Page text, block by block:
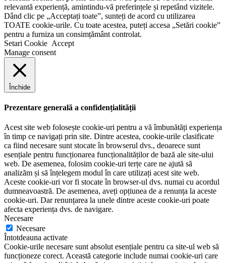
relevantă experiență, amintindu-vă preferințele și repetând vizitele.
Dând clic pe „Acceptați toate”, sunteți de acord cu utilizarea
TOATE cookie-urile. Cu toate acestea, puteți accesa „Setări cookie”
pentru a furniza un consimțământ controlat.
Setari Cookie Accept
Manage consent
Închide
Prezentare generală a confidențialității
Acest site web folosește cookie-uri pentru a vă îmbunătăți experiența
în timp ce navigați prin site. Dintre acestea, cookie-urile clasificate
ca fiind necesare sunt stocate în browserul dvs., deoarece sunt
esențiale pentru funcționarea funcționalităților de bază ale site-ului
web. De asemenea, folosim cookie-uri terțe care ne ajută să
analizăm și să înțelegem modul în care utilizați acest site web.
Aceste cookie-uri vor fi stocate în browser-ul dvs. numai cu acordul
dumneavoastră. De asemenea, aveți opțiunea de a renunța la aceste
cookie-uri. Dar renunțarea la unele dintre aceste cookie-uri poate
afecta experiența dvs. de navigare.
Necesare
Necesare
Întotdeauna activate
Cookie-urile necesare sunt absolut esențiale pentru ca site-ul web să
funcționeze corect. Această categorie include numai cookie-uri care